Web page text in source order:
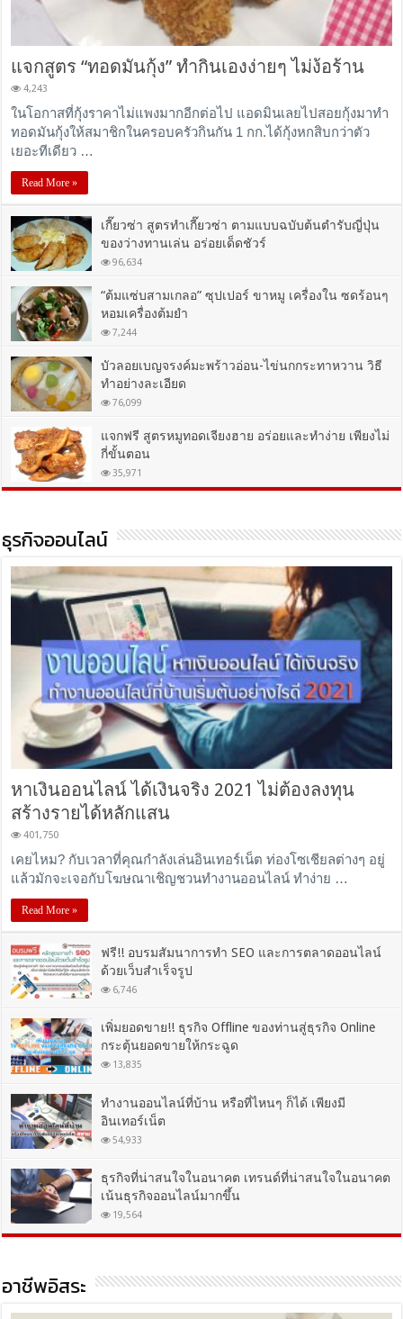
แจกสูตร “ทอดมันกุ้ง” ทำกินเองง่ายๆ ไม่ง้อร้าน
4,243
ในโอกาสที่กุ้งราคาไม่แพงมากอีกต่อไป แอดมินเลยไปสอยกุ้งมาทำ
ทอดมันกุ้งให้สมาชิกในครอบครัวกินกัน 1 กก.ได้กุ้งหกสิบกว่าตัว
เยอะทีเดียว …
Read More »
เกี๊ยวซ่า สูตรทำเกี๊ยวซ่า ตามแบบฉบับต้นตำรับญี่ปุ่น
ของว่างทานเล่น อร่อยเด็ดชัวร์
96,634
“ต้มแซ่บสามเกลอ” ซุปเปอร์ ขาหมู เครื่องใน ซดร้อนๆ
หอมเครื่องต้มยำ
7,244
บัวลอยเบญจรงค์มะพร้าวอ่อน-ไข่นกกระทาหวาน วิธี
ทำอย่างละเอียด
76,099
แจกฟรี สูตรหมูทอดเจียงฮาย อร่อยและทำง่าย เพียงไม่
กี่ขั้นตอน
35,971
ธุรกิจออนไลน์
หาเงินออนไลน์ ได้เงินจริง 2021 ไม่ต้องลงทุน
สร้างรายได้หลักแสน
401,750
เคยไหม? กับเวลาที่คุณกำลังเล่นอินเทอร์เน็ต ท่องโซเชียลต่างๆ อยู่
แล้วมักจะเจอกับโฆษณาเชิญชวนทำงานออนไลน์ ทำง่าย …
Read More »
ฟรี!! อบรมสัมนาการทำ SEO และการตลาดออนไลน์
ด้วยเว็บสำเร็จรูป
6,746
เพิ่มยอดขาย!! ธุรกิจ Offline ของท่านสู่ธุรกิจ Online
กระตุ้นยอดขายให้กระฉูด
13,835
ทำงานออนไลน์ที่บ้าน หรือที่ไหนๆ ก็ได้ เพียงมี
อินเทอร์เน็ต
54,933
ธุรกิจที่น่าสนใจในอนาคต เทรนด์ที่น่าสนใจในอนาคต
เน้นธุรกิจออนไลน์มากขึ้น
19,564
อาชีพอิสระ